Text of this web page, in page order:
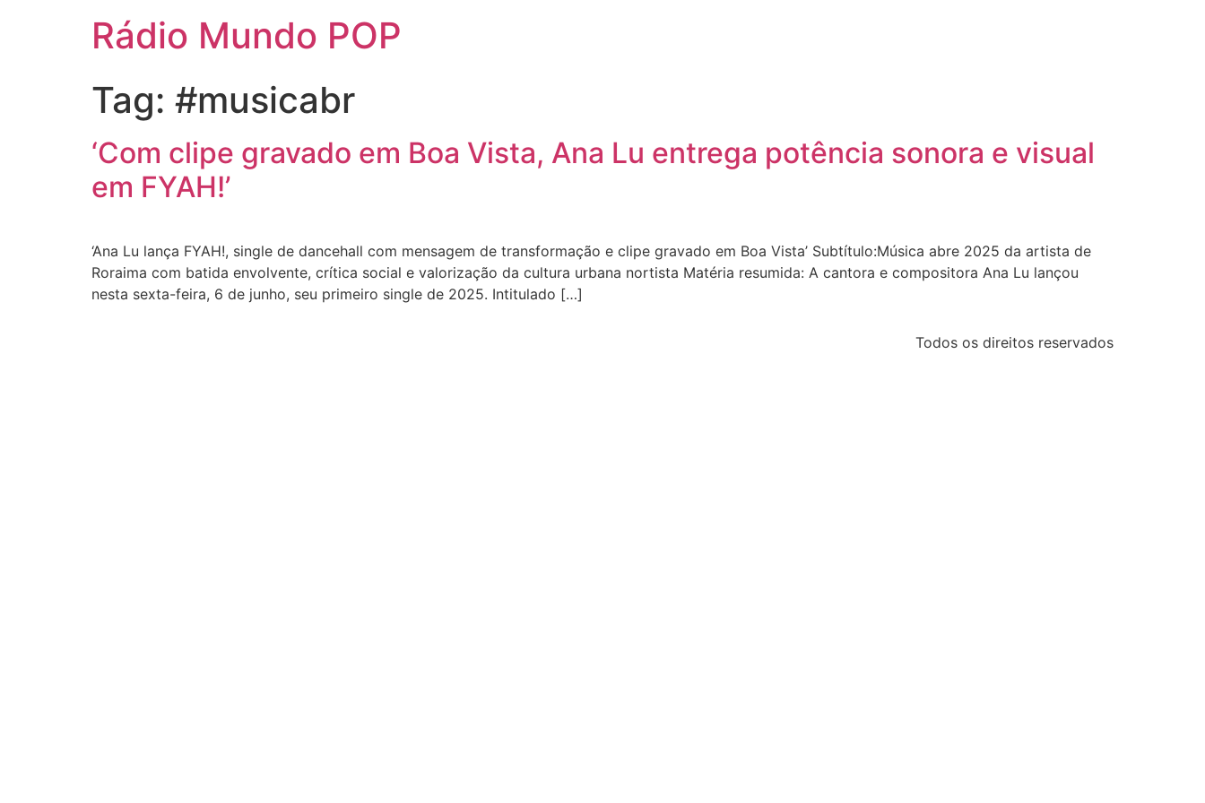
Rádio Mundo POP
Tag: #musicabr
‘Com clipe gravado em Boa Vista, Ana Lu entrega potência sonora e visual
em FYAH!’
‘Ana Lu lança FYAH!, single de dancehall com mensagem de transformação e clipe gravado em Boa Vista’ Subtítulo:Música abre 2025 da artista de
Roraima com batida envolvente, crítica social e valorização da cultura urbana nortista Matéria resumida: A cantora e compositora Ana Lu lançou
nesta sexta-feira, 6 de junho, seu primeiro single de 2025. Intitulado […]
Todos os direitos reservados